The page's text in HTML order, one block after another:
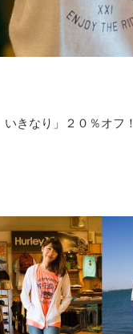
いきなり」２０％オフ！